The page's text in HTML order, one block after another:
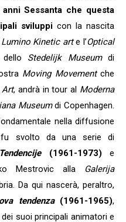
anni Sessanta che questa
sviluppi con la nascita
Lumino Kinetic arte l’Optical
Stedelijk Museumdi
Moving Movementche
Art, andrà in tour al Moderna
Museumdi Copenhagen.
nella diffusione
fu svolto da una serie di
(1961-1973) e
Mestrovic alla
Galerija
Da qui nascerà, peraltro,
tendenza (1961-1965),
suoi principali animatori e